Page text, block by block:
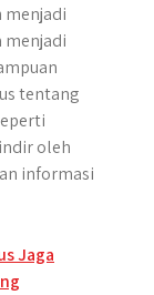
menjadi
menjadi
tentang
oleh
informasi
Jaga